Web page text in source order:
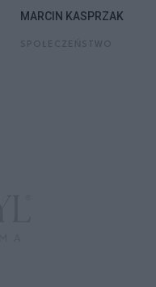
MARCIN KASPRZAK